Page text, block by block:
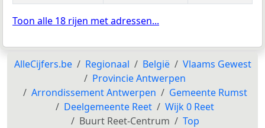
Toon alle 18 rijen met adressen...
AlleCijfers.be Regionaal België
Vlaams Gewest
Provincie Antwerpen
Arrondissement Antwerpen
Gemeente Rumst
Deelgemeente Reet
Wijk 0 Reet
Buurt Reet-Centrum
Top